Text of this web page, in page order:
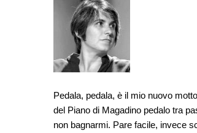
Pedala, pedala, è il mio nuovo
del Piano di Magadino pedalo tra
non bagnarmi. Pare facile, invece